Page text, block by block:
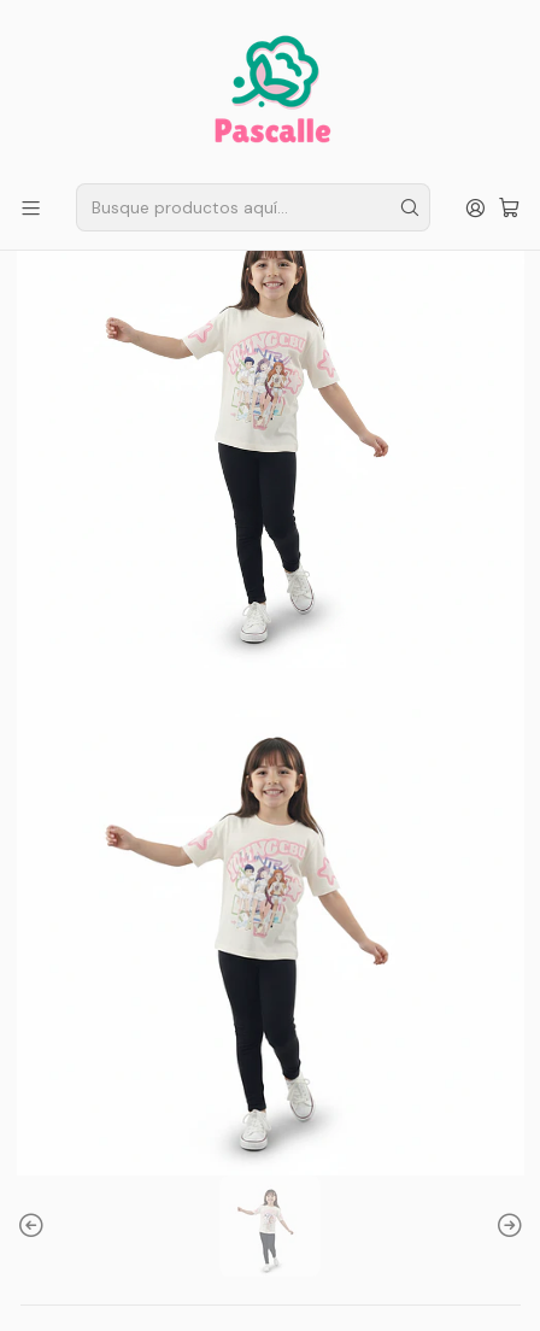
Compras sobre $50.000
Infantil
Huntrix K-Pop
Polera Larga Huntrix K-Pop “Guerreras Blanco” para Niña